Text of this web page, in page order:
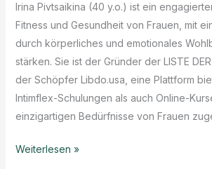
Irina Pivtsaikina (40 y.o.) ist ein
Fitness und Gesundheit von Frauen, mit
durch körperliches und emotionales
stärken. Sie ist der Gründer der LISTE
der Schöpfer Libdo.usa, eine Plattform
Intimflex-Schulungen als auch Online-
einzigartigen Bedürfnisse von Frauen
Wer
Weiterlesen »